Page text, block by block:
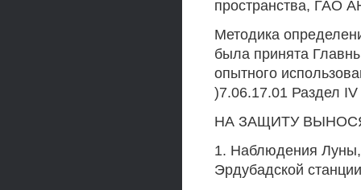
пространства, ГАО
Методика
была принята
опытного
)7.06.17.01 Раздел
НА ЗАЩИТУ
1. Наблюдения Луны,
Эрдубадской